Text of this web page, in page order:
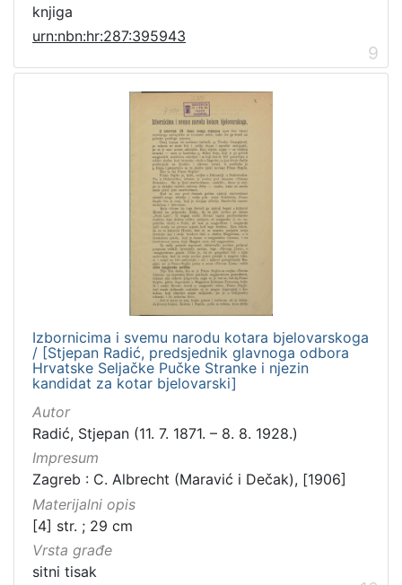
knjiga
urn:nbn:hr:287:395943
9
Izbornicima i svemu narodu kotara bjelovarskoga
/ [Stjepan Radić, predsjednik glavnoga odbora
Hrvatske Seljačke Pučke Stranke i njezin
kandidat za kotar bjelovarski]
Autor
Radić, Stjepan (11. 7. 1871. – 8. 8. 1928.)
Impresum
Zagreb : C. Albrecht (Maravić i Dečak), [1906]
Materijalni opis
[4] str. ; 29 cm
Vrsta građe
sitni tisak